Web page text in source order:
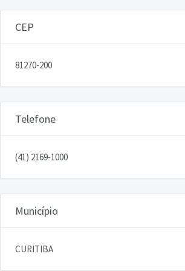
CEP
81270-200
Telefone
(41) 2169-1000
Município
CURITIBA